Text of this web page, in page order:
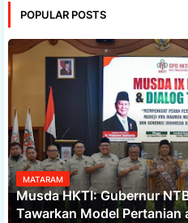
POPULAR POSTS
MATARAM
Musda HKTI: Gubernur
Tawarkan Model Pertanian